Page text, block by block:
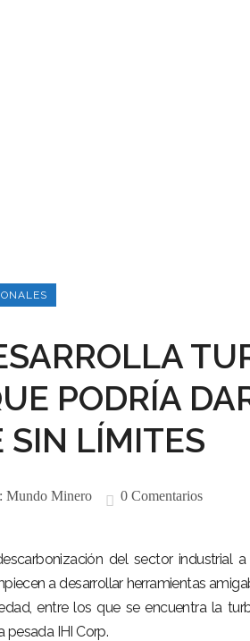
PODRÍA
SIN LÍMITES
Mundo Minero 0 Comentarios
del sector industrial
a desarrollar herramientas
entre los que se encuentra la
pesada IHI Corp.